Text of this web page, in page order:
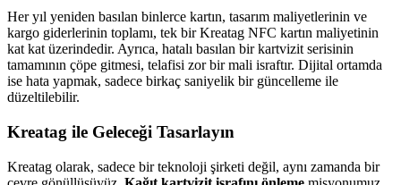
Her yıl yeniden basılan binlerce kartın, tasarım maliyetlerinin ve
kargo giderlerinin toplamı, tek bir Kreatag NFC kartın maliyetinin
kat kat üzerindedir. Ayrıca, hatalı basılan bir kartvizit serisinin
tamamının çöpe gitmesi, telafisi zor bir mali israftır. Dijital ortamda
ise hata yapmak, sadece birkaç saniyelik bir güncelleme ile
düzeltilebilir.
Kreatag ile Geleceği Tasarlayın
Kreatag olarak, sadece bir teknoloji şirketi değil, aynı zamanda bir